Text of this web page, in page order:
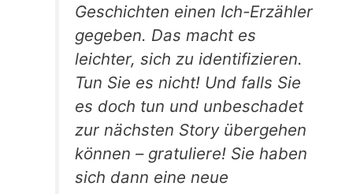
Geschichten einen Ich-Erzähler
gegeben. Das macht es
leichter, sich zu identifizieren.
Tun Sie es nicht! Und falls Sie
es doch tun und unbeschadet
zur nächsten Story übergehen
können – gratuliere! Sie haben
sich dann eine neue